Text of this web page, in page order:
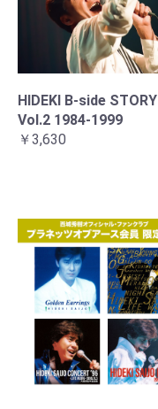
HIDEKI B-side STORY
Vol.2 1984-1999
￥3,630